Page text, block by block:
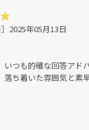
］2025年05月13日
いつも的確な回答アド
ち着いた雰囲気と素